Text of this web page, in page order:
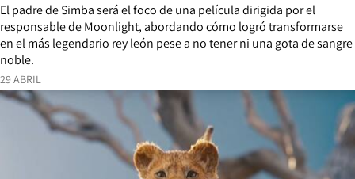
29 ABRIL
El padre de Simba será el foco de una película dirigida por el
responsable de Moonlight, abordando cómo logró transformarse
en el más legendario rey león pese a no tener ni una gota de sangre
noble.